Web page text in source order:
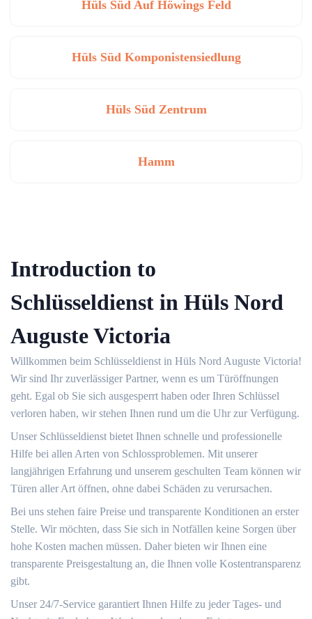
Hüls Süd Auf Höwings Feld
Hüls Süd Komponistensiedlung
Hüls Süd Zentrum
Hamm
Introduction to
Schlüsseldienst in Hüls Nord
Auguste Victoria
Willkommen beim Schlüsseldienst in Hüls Nord Auguste Victoria!​
Wir sind Ihr zuverlässiger Partner, wenn es um Türöffnungen
geht.​ Egal ob Sie sich ausgesperrt haben oder Ihren Schlüssel
verloren haben, wir stehen Ihnen rund um die Uhr zur Verfügung.​
Unser Schlüsseldienst bietet Ihnen schnelle und professionelle
Hilfe bei allen Arten von Schlossproblemen.​ Mit unserer
langjährigen Erfahrung und unserem geschulten Team können wir
Türen aller Art öffnen, ohne dabei Schäden zu verursachen.​
Bei uns stehen faire Preise und transparente Konditionen an erster
Stelle.​ Wir möchten, dass Sie sich in Notfällen keine Sorgen über
hohe Kosten machen müssen.​ Daher bieten wir Ihnen eine
transparente Preisgestaltung an, die Ihnen volle Kostentransparenz
gibt.​
Unser 24/7-Service garantiert Ihnen Hilfe zu jeder Tages- und